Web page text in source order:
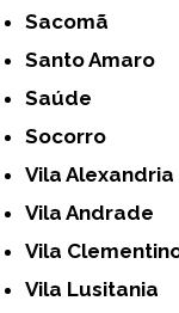
Sacomã
Santo Amaro
Saúde
Socorro
Vila Alexandria
Vila Andrade
Vila
Vila Lusitania